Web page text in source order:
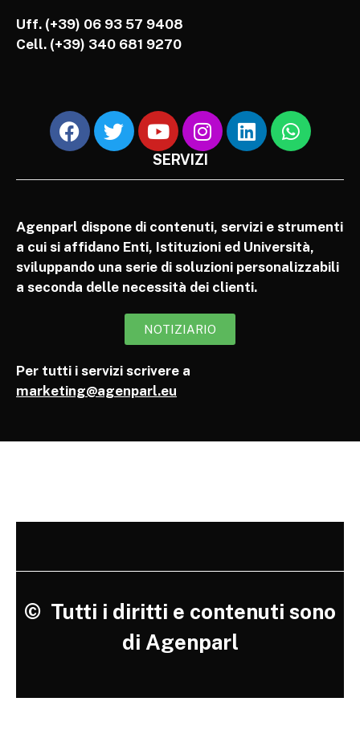
Uff. (+39) 06 93 57 9408
Cell. (+39) 340 681 9270
SERVIZI
Agenparl dispone di contenuti, servizi e strumenti
a cui si affidano Enti, Istituzioni ed Università,
sviluppando una serie di soluzioni personalizzabili
a seconda delle necessità dei clienti.
NOTIZIARIO
Per tutti i servizi scrivere a
marketing@agenparl.eu
© Tutti i diritti e contenuti sono
di Agenparl